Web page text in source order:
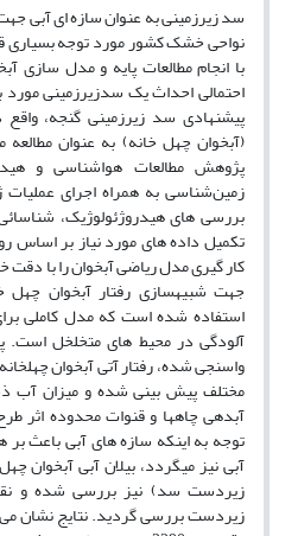
سد زیرزمینی به عنوان سازه ای آبی
نواحی خشک کشور مورد توجه بسیاری
با انجام مطالعات پایه و مدل سازی
احتمالی احداث یک سدزیرزمینی
پیشنهادی سد زیرزمینی گنجه،
(آبخوان چهل خانه) به عنوان
پژوهش مطالعات هواشناسی و
زمین‌شناسی به همراه اجرای عملیات
بررسی های هیدروژئولوژیک،
تکمیل داده های مورد نیاز بر اساس
کار گیری مدل ریاضی آبخوان را با دقت
استفاده شده است که مدل کاملی
آلودگی در محیط های متخلخل
واسنجی شده، رفتار آتی آبخوان
مختلف پیش بینی شده و میزان آب
آبدهی چاهها و قنوات محدوده اثر
توجه به اینکه سازه های آبی باعث
آبی نیز میگردد، بیلان آبی آبخوان
زیردست سد) نیز بررسی شده و
زیردست بررسی گردید. نتایج نشان